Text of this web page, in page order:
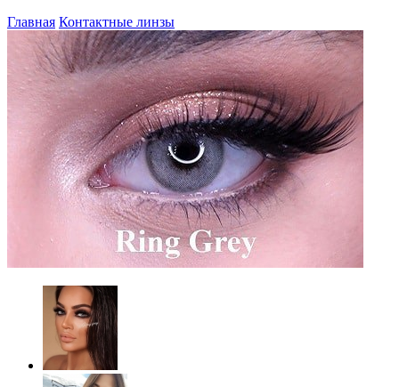
Главная Контактные линзы